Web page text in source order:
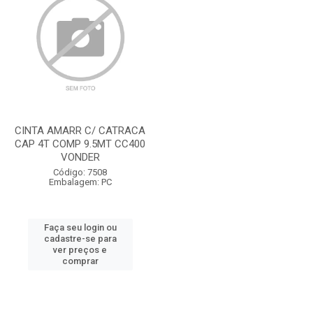
CINTA AMARR C/ CATRACA
CAP 4T COMP 9.5MT CC400
VONDER
Código: 7508
Embalagem: PC
Faça seu login ou
cadastre-se para
ver preços e
comprar